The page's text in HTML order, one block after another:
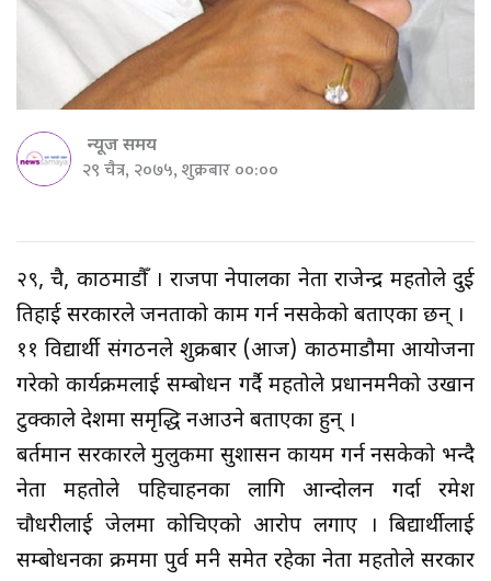
न्यूज समय
२९ चैत्र, २०७५, शुक्रबार ००:००
२९, चैत्र, काठमाडौँ । राजपा नेपालका नेता राजेन्द्र महतोले दुई
तिहाई सरकारले जनताको काम गर्न नसकेको बताएका छन् ।
११ विद्यार्थी संगठनले शुक्रबार (आज) काठमाडौमा आयोजना
गरेको कार्यक्रमलाई सम्बोधन गर्दै महतोले प्रधानमन्त्रीको उखान
टुक्काले देशमा समृद्धि नआउने बताएका हुन् ।
बर्तमान सरकारले मुलुकमा सुशासन कायम गर्न नसकेको भन्दै
नेता महतोले पहिचाहनका लागि आन्दोलन गर्दा रमेश
चौधरीलाई जेलमा कोचिएको आरोप लगाए । बिद्यार्थीलाई
सम्बोधनका क्रममा पुर्व मन्त्री समेत रहेका नेता महतोले सरकार